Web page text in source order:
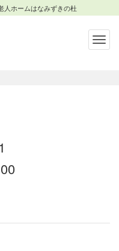
人ホームはなみずきの杜